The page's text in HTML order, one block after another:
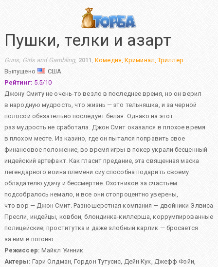
Пушки, телки и азарт
Guns, Girls and Gambling, 2011 ,Комедия,Криминал,Триллер
Выпущено
США
Рейтинг: 5.5/10
Джону Смиту не очень-то везло в последнее время, но он верил
в народную мудрость, что жизнь — это тельняшка, и за черной
полосой обязательно последует белая. Однако на этот
раз мудрость не сработала. Джон Смит оказался в плохое время
в плохом месте. Из казино, где он пытался поправить свое
финансовое положение, во время игры в покер украли бесценный
индейский артефакт. Как гласит предание, эта священная маска
легендарного воина племени сиу способна подарить своему
обладателю удачу и бессмертие. Охотников за счастьем
подсобралось немало, и все они стопроцентно уверены,
что вор — Джон Смит. Разношерстная компания — двойники Элвиса
Пресли, индейцы, ковбои, блондинка-киллерша, коррумпированные
полицейские, проститутка и даже злобный карлик — бросается
за ним в погоню…
Режиссер: Майкл Уинник
Актеры: Гари Олдман,Гордон Тутусис, Дейн Кук, Джефф Фэйи,